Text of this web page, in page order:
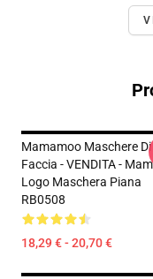
Mamamoo Maschere Di
Faccia - VENDITA -
Logo Maschera Piana
RB0508
18,29 € - 20,70 €